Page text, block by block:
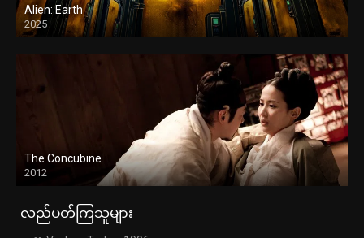
Alien: Earth
2025
The Concubine
2012
လည်ပတ်ကြသူများ